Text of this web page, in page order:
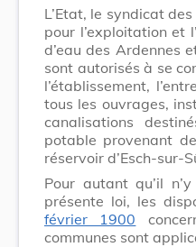
L’Etat, le syndicat
pour l’exploitation et
d’eau des Ardennes
sont autorisés à se
l’établissement,
tous les ouvrages,
canalisations
potable provenant
réservoir d’Esch-sur-
Pour autant qu’il
présente loi, les
février 1900
communes sont